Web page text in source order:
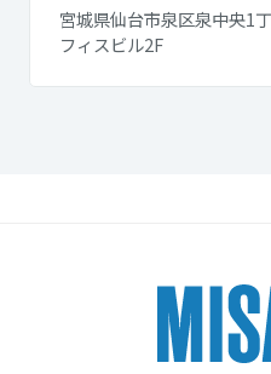
宮城県仙台市泉区泉中央1
フィスビル2F